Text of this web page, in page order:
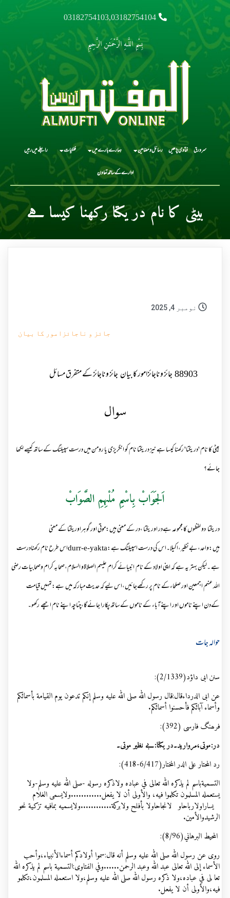
03182754103,03182754104
بِسْمِ اللَّـهِ الرَّحْمَـٰنِ الرَّحِيمِ
سرورق فتاوی پڑھیں رسائل و مضامین ہمارے بارے میں فلکیات رابطے میں رہیں
ادارے کے ساتھ تعاون
بیٹی کا نام در یکتا رکھنا کیسا ہے
نومبر 4, 2025
جائز و ناجائزامور کا بیان
88903جائز و ناجائزامور کا بیان جائز و ناجائز کے متفرق مسائل
سوال
بیٹی کا نام 'در یکتا' رکھنا کیسا ہے نیز در یکتا نام کو انگریزی یا رومن میں درست سپیلنگ کے ساتھ کیسے لکھا
جائے؟
اَلجَوَابْ بِاسْمِ مُلْہِمِ الصَّوَابْ
در یکتا دو لفظوں کا مجموعہ ہےدر اور یکتا ،در کے معنی ہیں:موتی اور گوہراوریکتا کے معنی
ہیں:واحد،بےنظیر،اکیلا۔اس کی درست اسپیلنگ ہے:durr-e-yaktaاس طرح نام رکھنادرست
ہے ۔لیکن بہتر یہ ہے کہ اپنی اولاد کے نام انبیائے کرام علیہم الصلاۃو السلام،صحابہ کرام وصحابیات رضی
اللہ عنہم اجمعین اور صلحاءکے نام پر رکھےجائیں،اس لیے کہ حدیث مبارکہ میں ہے:تمہیں قیامت
کےدن اپنے ناموں اور اپنےآباء کے ناموں کے ساتھ پکارا جائےگا،چناچہ اپنے نام اچھے رکھو۔
حوالہ جات
سنن ابی داؤد(2/1339):
عن ابی الدرداءقال:قال رسول اللہ صلى الله عليه وسلم إنکم تدعون یوم القیامة بأسمائکم
وأسماء آبائکم فأحسنوا أسمائکم.
فرھنگ فارسی (392):
در:موتی،مروارید۔در یکتا:بے نظیر موتی۔
رد المحتار علی الدر المختار(6/417-418):
التسميةباسم لم يذكره الله تعالى في عباده ولاذكره رسوله -صلى الله عليه وسلم-ولا
يستعمله المسلمون تكلموا فيه، والأولى أن لا يفعل............ولايسمى الغلام
يساراولارباحاو لانجاحاولا بأفلح ولابركة............ولايسميه بمافيه تزكية نحو
الرشيدوالأمين.
المحيط البرهاني(8/96):
روى عن رسول الله صلى الله عليه وسلم أنه قال:سموا أولادكم أسماءالأنبياء،وأحب
الأسماء إلى الله تعالى عبد الله وعبد الرحمن......وفي الفتاوى:التسمية باسم لم يذكره الله
تعا لى في عباده،ولا ذكره رسول الله صلى الله عليه وسلم،ولا استعمله المسلمون،تكلمو
فيه،والأولى أن لا يفعل.